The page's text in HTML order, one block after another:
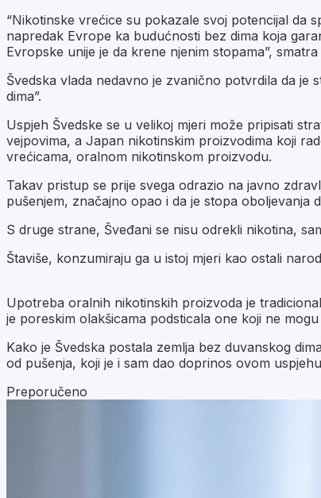
“Nikotinske vrećice su pokazale svoj potencijal da
napredak Evrope ka budućnosti bez dima koja
Evropske unije je da krene njenim stopama”,
Švedska vlada nedavno je zvanično potvrdila da je
dima”.
Uspjeh Švedske se u velikoj mjeri može pripisati
vejpovima, a Japan nikotinskim proizvodima koji
vrećicama, oralnom nikotinskom proizvodu.
Takav pristup se prije svega odrazio na javno
pušenjem, značajno opao i da je stopa oboljevanja
S druge strane, Šveđani se nisu odrekli nikotina,
Štaviše, konzumiraju ga u istoj mjeri kao ostali
Upotreba oralnih nikotinskih proizvoda je
je poreskim olakšicama podsticala one koji ne
Kako je Švedska postala zemlja bez duvanskog
od pušenja, koji je i sam dao doprinos ovom
Preporučeno